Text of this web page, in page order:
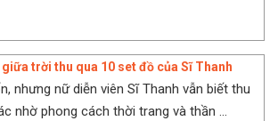
trời thu qua 10 set đồ của Sĩ Thanh
nhưng nữ diễn viên Sĩ Thanh vẫn biết thu
nhờ phong cách thời trang và thần ...